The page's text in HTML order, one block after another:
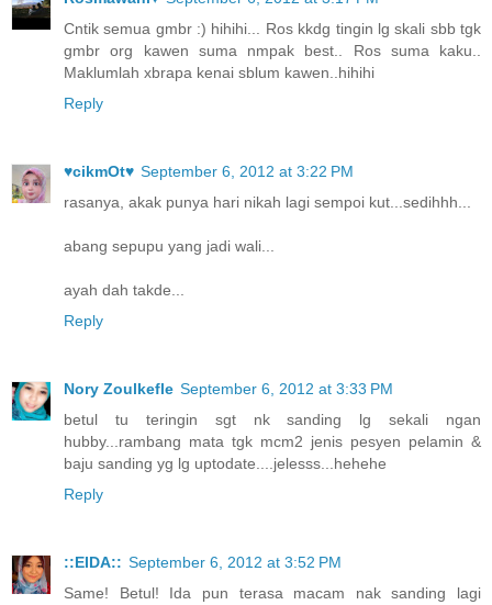
Cntik semua gmbr :) hihihi... Ros kkdg tingin lg skali sbb tgk
gmbr org kawen suma nmpak best.. Ros suma kaku..
Maklumlah xbrapa kenai sblum kawen..hihihi
Reply
♥cikmOt♥ September 6, 2012 at 3:22 PM
rasanya, akak punya hari nikah lagi sempoi kut...sedihhh...
abang sepupu yang jadi wali...
ayah dah takde...
Reply
Nory Zoulkefle September 6, 2012 at 3:33 PM
betul tu teringin sgt nk sanding lg sekali ngan
hubby...rambang mata tgk mcm2 jenis pesyen pelamin &
baju sanding yg lg uptodate....jelesss...hehehe
Reply
::EIDA:: September 6, 2012 at 3:52 PM
Same! Betul! Ida pun terasa macam nak sanding lagi